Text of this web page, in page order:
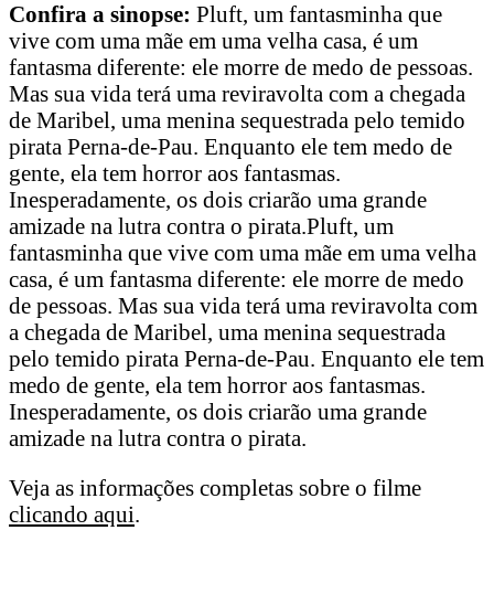
Confira a sinopse: Pluft, um fantasminha que
vive com uma mãe em uma velha casa, é um
fantasma diferente: ele morre de medo de pessoas.
Mas sua vida terá uma reviravolta com a chegada
de Maribel, uma menina sequestrada pelo temido
pirata Perna-de-Pau. Enquanto ele tem medo de
gente, ela tem horror aos fantasmas.
Inesperadamente, os dois criarão uma grande
amizade na lutra contra o pirata.Pluft, um
fantasminha que vive com uma mãe em uma velha
casa, é um fantasma diferente: ele morre de medo
de pessoas. Mas sua vida terá uma reviravolta com
a chegada de Maribel, uma menina sequestrada
pelo temido pirata Perna-de-Pau. Enquanto ele tem
medo de gente, ela tem horror aos fantasmas.
Inesperadamente, os dois criarão uma grande
amizade na lutra contra o pirata.
Veja as informações completas sobre o filme
clicando aqui.